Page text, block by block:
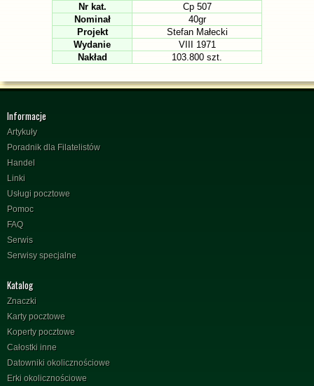
Nr kat.
Cp 507
Nominał
40gr
Projekt
Stefan Małecki
Wydanie
VIII 1971
Nakład
103.800 szt.
Informacje
Artykuły
Poradnik dla Filatelistów
Handel
Linki
Usługi pocztowe
Pomoc
FAQ
Serwis
Serwisy specjalne
Katalog
Znaczki
Karty pocztowe
Koperty pocztowe
Całostki inne
Datowniki okolicznościowe
Erki okolicznościowe